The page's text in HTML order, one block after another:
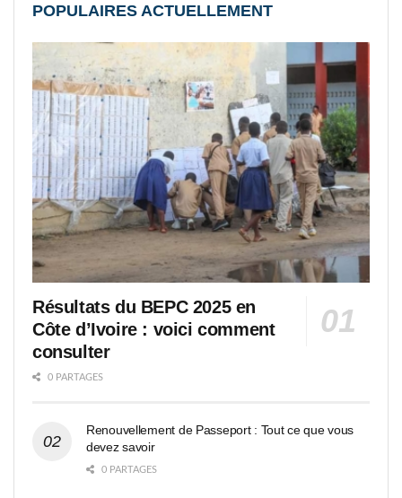
POPULAIRES ACTUELLEMENT
Résultats du BEPC 2025 en
Côte d’Ivoire : voici comment
consulter
0 PARTAGES
Renouvellement de Passeport : Tout ce que vous
devez savoir
0 PARTAGES